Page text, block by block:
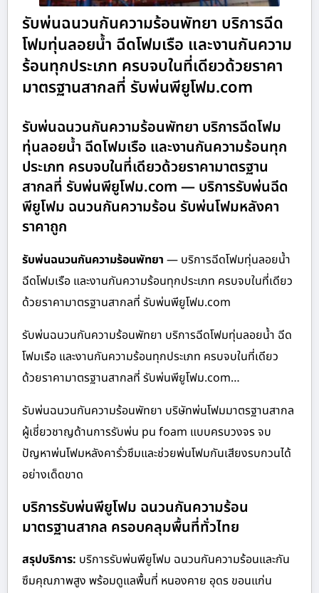
รับพ่นฉนวนกันความร้อนพัทยา บริการฉีด
โฟมทุ่นลอยน้ำ ฉีดโฟมเรือ และงานกันความ
ร้อนทุกประเภท ครบจบในที่เดียวด้วยราคา
มาตรฐานสากลที่ รับพ่นพียูโฟม.com
รับพ่นฉนวนกันความร้อนพัทยา บริการฉีดโฟม
ทุ่นลอยน้ำ ฉีดโฟมเรือ และงานกันความร้อนทุก
ประเภท ครบจบในที่เดียวด้วยราคามาตรฐาน
สากลที่ รับพ่นพียูโฟม.com — บริการรับพ่นฉีด
พียูโฟม ฉนวนกันความร้อน รับพ่นโฟมหลังคา
ราคาถูก
รับพ่นฉนวนกันความร้อนพัทยา — บริการฉีดโฟมทุ่นลอยน้ำ
ฉีดโฟมเรือ และงานกันความร้อนทุกประเภท ครบจบในที่เดียว
ด้วยราคามาตรฐานสากลที่ รับพ่นพียูโฟม.com
รับพ่นฉนวนกันความร้อนพัทยา บริการฉีดโฟมทุ่นลอยน้ำ ฉีด
โฟมเรือ และงานกันความร้อนทุกประเภท ครบจบในที่เดียว
ด้วยราคามาตรฐานสากลที่ รับพ่นพียูโฟม.com…
รับพ่นฉนวนกันความร้อนพัทยา บริษัทพ่นโฟมมาตรฐานสากล
ผู้เชี่ยวชาญด้านการรับพ่น pu foam แบบครบวงจร จบ
ปัญหาพ่นโฟมหลังคารั่วซึมและช่วยพ่นโฟมกันเสียงรบกวนได้
อย่างเด็ดขาด
บริการรับพ่นพียูโฟม ฉนวนกันความร้อน
มาตรฐานสากล ครอบคลุมพื้นที่ทั่วไทย
สรุปบริการ: บริการรับพ่นพียูโฟม ฉนวนกันความร้อนและกัน
ซึมคุณภาพสูง พร้อมดูแลพื้นที่ หนองคาย อุดร ขอนแก่น